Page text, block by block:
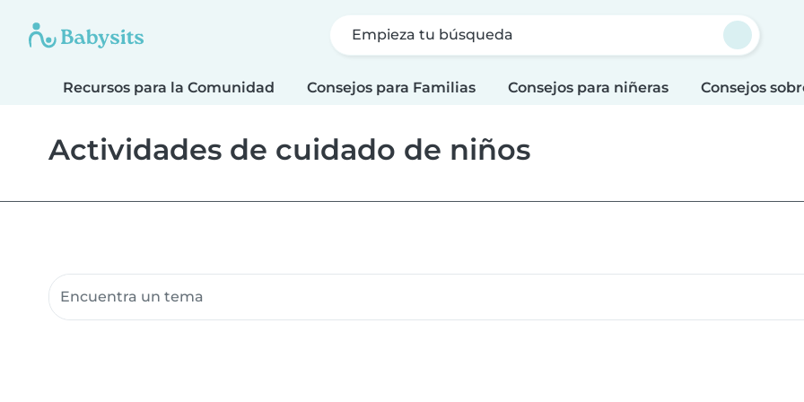
Empieza tu búsqueda
Recursos para la Comunidad Consejos para Familias Consejos para niñeras Consejos
Actividades de cuidado de niños
Buscar recursos para la comunidad